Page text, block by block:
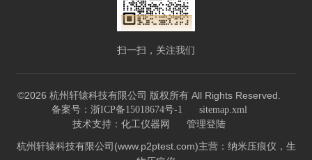
扫一扫，关注我们
©2026 杭州轩辕科技有限公司 版权所有 All Rights Reserved.
备案号：浙ICP备15018674号-1 sitemap.xml
技术支持： 化工仪器网 管理登陆
杭州轩辕科技有限公司(www.p2ptest.com)主营：纳米压痕仪，生